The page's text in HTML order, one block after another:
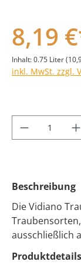
8,19
Inhalt:0.75 Liter
inkl. MwSt. zzgl.
Produkt
Beschreibung
Die Vidiano
ausschließlich
Produktdetails